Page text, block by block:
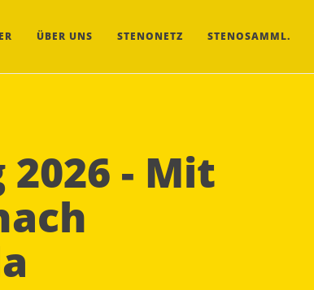
ÜBER UNS STENONETZ STENOSAMML.
- Mit